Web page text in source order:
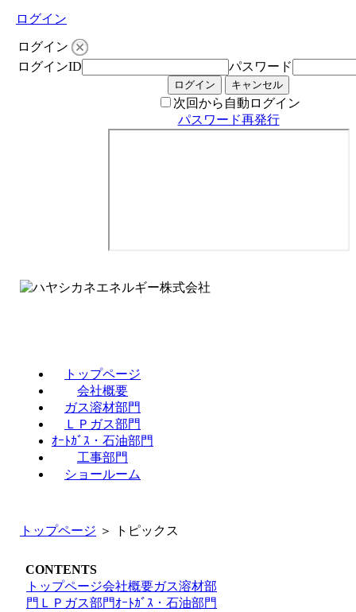
ログイン
ログイン
ログインID
パスワード
次回から自動ログイン
パスワード再発行
トップページ
会社概要
ガス溶材部門
ＬＰガス部門
ｵｰﾄｶﾞｽ・石油部門
工事部門
ショールーム
トップページ ＞ トピックス
CONTENTS
トップページ会社概要ガス溶材部
門 ＬＰガス部門ｵｰﾄｶﾞｽ・石油部門